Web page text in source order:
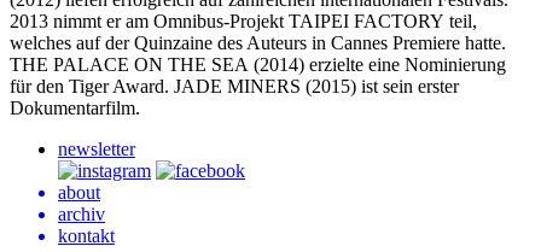
2013 nimmt er am Omnibus-Projekt TAIPEI FACTORY teil,
welches auf der Quinzaine des Auteurs in Cannes Premiere hatte.
THE PALACE ON THE SEA (2014) erzielte eine Nominierung
für den Tiger Award. JADE MINERS (2015) ist sein erster
Dokumentarfilm.
newsletter
about
archiv
kontakt